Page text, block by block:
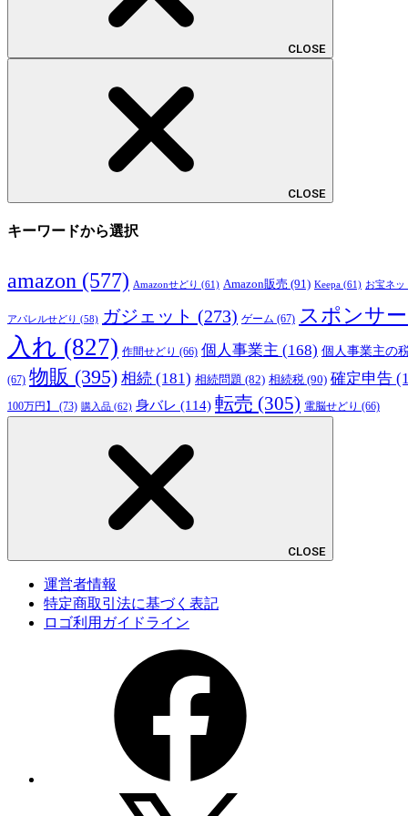
CLOSE
CLOSE
キーワードから選択
amazon (577) Amazonせどり (61) Amazon販売 (91) Keepa (61) お宝ネ
アパレルせどり (58) ガジェット (273) ゲーム (67) スポンサ
入れ (827) 作間せどり (66) 個人事業主 (168) 個人事業主の
(67) 物販 (395) 相続 (181) 相続問題 (82) 相続税 (90) 確定申告
100万円】 (73) 購入品 (62) 身バレ (114) 転売 (305) 電脳せどり (66)
CLOSE
運営者情報
特定商取引法に基づく表記
ロゴ利用ガイドライン